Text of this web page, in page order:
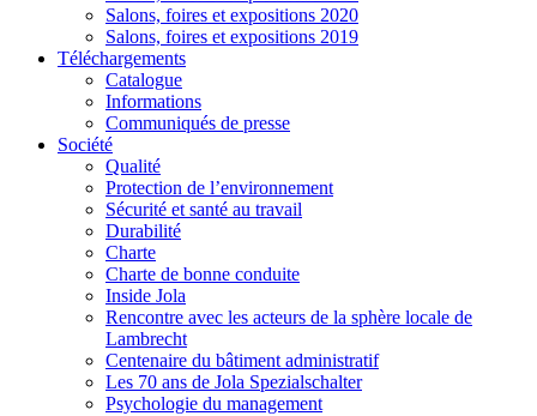
Salons, foires et expositions 2020
Salons, foires et expositions 2019
Téléchargements
Catalogue
Informations
Communiqués de presse
Société
Qualité
Protection de l’environnement
Sécurité et santé au travail
Durabilité
Charte
Charte de bonne conduite
Inside Jola
Rencontre avec les acteurs de la sphère locale de
Lambrecht
Centenaire du bâtiment administratif
Les 70 ans de Jola Spezialschalter
Psychologie du management